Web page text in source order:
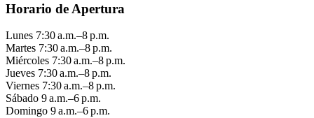
Horario de Apertura
Lunes 7:30 a.m.–8 p.m.
Martes 7:30 a.m.–8 p.m.
Miércoles 7:30 a.m.–8 p.m.
Jueves 7:30 a.m.–8 p.m.
Viernes 7:30 a.m.–8 p.m.
Sábado 9 a.m.–6 p.m.
Domingo 9 a.m.–6 p.m.